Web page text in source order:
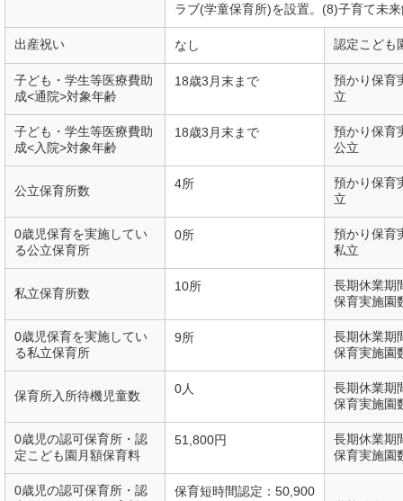
ラブ(学童保育所)を設置。(8)子育て未
出産祝い なし 認定こども
子ども・学生等医療費助
成<通院>対象年齢
18歳3月末まで
預かり保育
立
子ども・学生等医療費助
成<入院>対象年齢
18歳3月末まで
預かり保育
公立
公立保育所数 4所
預かり保育
立
0歳児保育を実施してい
る公立保育所
0所
預かり保育
私立
私立保育所数 10所
長期休業期
保育実施園
0歳児保育を実施してい
る私立保育所
9所
長期休業期
保育実施園
保育所入所待機児童数 0人
長期休業期
保育実施園
0歳児の認可保育所・認
定こども園月額保育料
51,800円
長期休業期
保育実施園
0歳児の認可保育所・認
保育短時間認定：50,900